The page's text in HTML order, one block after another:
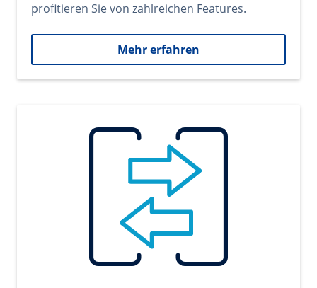
profitieren Sie von zahlreichen Features.
Mehr erfahren